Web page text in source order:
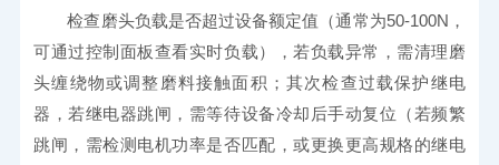
检查磨头负载是否超过设备额定值（通常为50-100N，
可通过控制面板查看实时负载），若负载异常，需清理磨
头缠绕物或调整磨料接触面积；其次检查过载保护继电
器，若继电器跳闸，需等待设备冷却后手动复位（若频繁
跳闸，需检测电机功率是否匹配，或更换更高规格的继电